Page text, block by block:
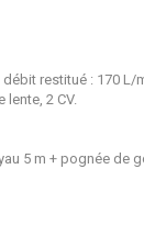
restitué : 170 L/
lente, 2 CV.
5 m + pognée de